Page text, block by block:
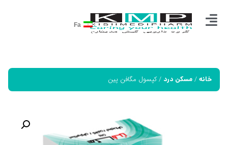
Fa
خانه / مسکن درد / کپسول مگافن پین